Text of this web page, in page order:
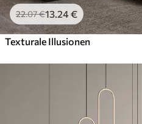
22.07€13 .24€
Texturale Illusionen